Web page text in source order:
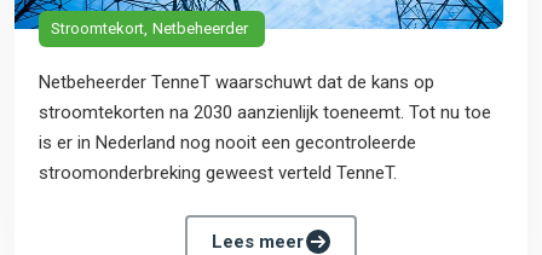
Stroomtekort Netbeheerder
Netbeheerder TenneT waarschuwt dat de kans op
stroomtekorten na 2030 aanzienlijk toeneemt. Tot nu toe
is er in Nederland nog nooit een gecontroleerde
stroomonderbreking geweest verteld TenneT.
Lees meer